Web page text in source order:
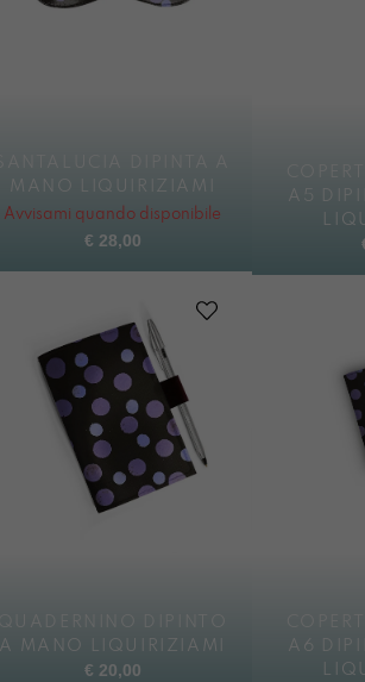
MANO LIQUIRIZIAMI
Avvisami quando disponibile
€ 28,00
A5
A MANO LIQUIRIZIAMI
€ 20,00
A6